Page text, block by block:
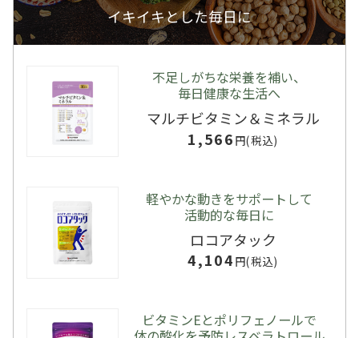
イキイキとした毎日に
不足しがちな栄養を補い、
毎日健康な生活へ
マルチビタミン＆ミネラル
1,566 円(税込)
軽やかな動きをサポートして
活動的な毎日に
ロコアタック
4,104 円(税込)
ビタミンEとポリフェノールで